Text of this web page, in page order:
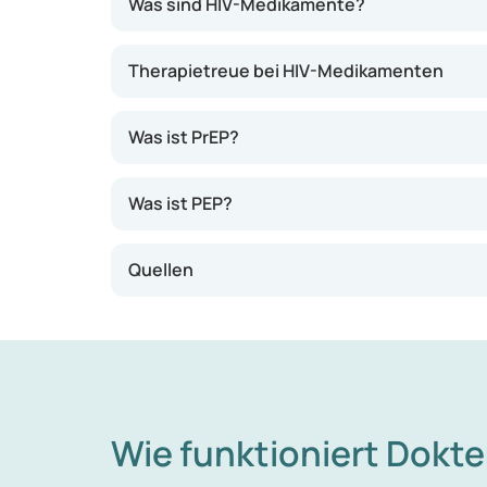
Therapietreue bei HIV-Medikamenten
Was ist PrEP?
Was ist PEP?
Quellen
Wie funktioniert